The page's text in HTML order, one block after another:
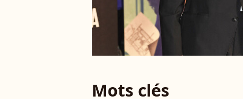
Mots clés